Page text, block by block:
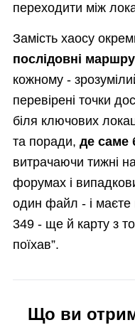
переходити між
Замість хаосу
послідовні
кожному -
перевірені точки
біля ключових
та поради, де саме
витрачаючи тижні
форумах і
один файл - і маєте
349 - ще й карту з
поїхав”.
Що ви